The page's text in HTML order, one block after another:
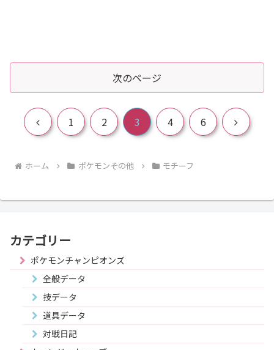
次のページ
前
1 2 3 4 6
次
ホーム ポケモンその他 モチーフ
カテゴリー
ポケモンチャンピオンズ
全般データ
技データ
道具データ
対戦日記